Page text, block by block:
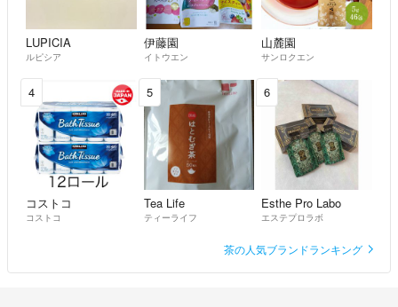
LUPICIA
ルピシア
伊藤園
イトウエン
山麓園
サンロクエン
4
コストコ
コストコ
5
Tea Life
ティーライフ
6
Esthe Pro Labo
エステプロラボ
茶の人気ブランドランキング